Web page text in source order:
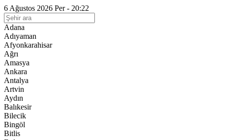
6 Ağustos 2026 Per - 20:22
Adana
Adıyaman
Afyonkarahisar
Ağrı
Amasya
Ankara
Antalya
Artvin
Aydın
Balıkesir
Bilecik
Bingöl
Bitlis